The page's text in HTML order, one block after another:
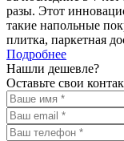
разы. Этот
такие напольные
плитка, паркетная
Подробнее
Нашли дешевле?
Оставьте свои